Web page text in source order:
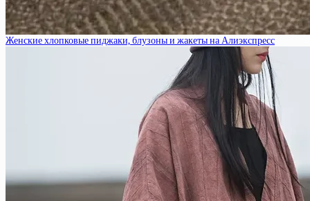
Женские хлопковые пиджаки, блузоны и жакеты на Алиэкспресс